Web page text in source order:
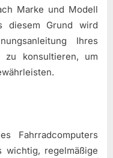
Marke und Modell
diesem Grund wird
Ihres
zu konsultieren, um
Fahrradcomputers
wichtig, regelmäßige